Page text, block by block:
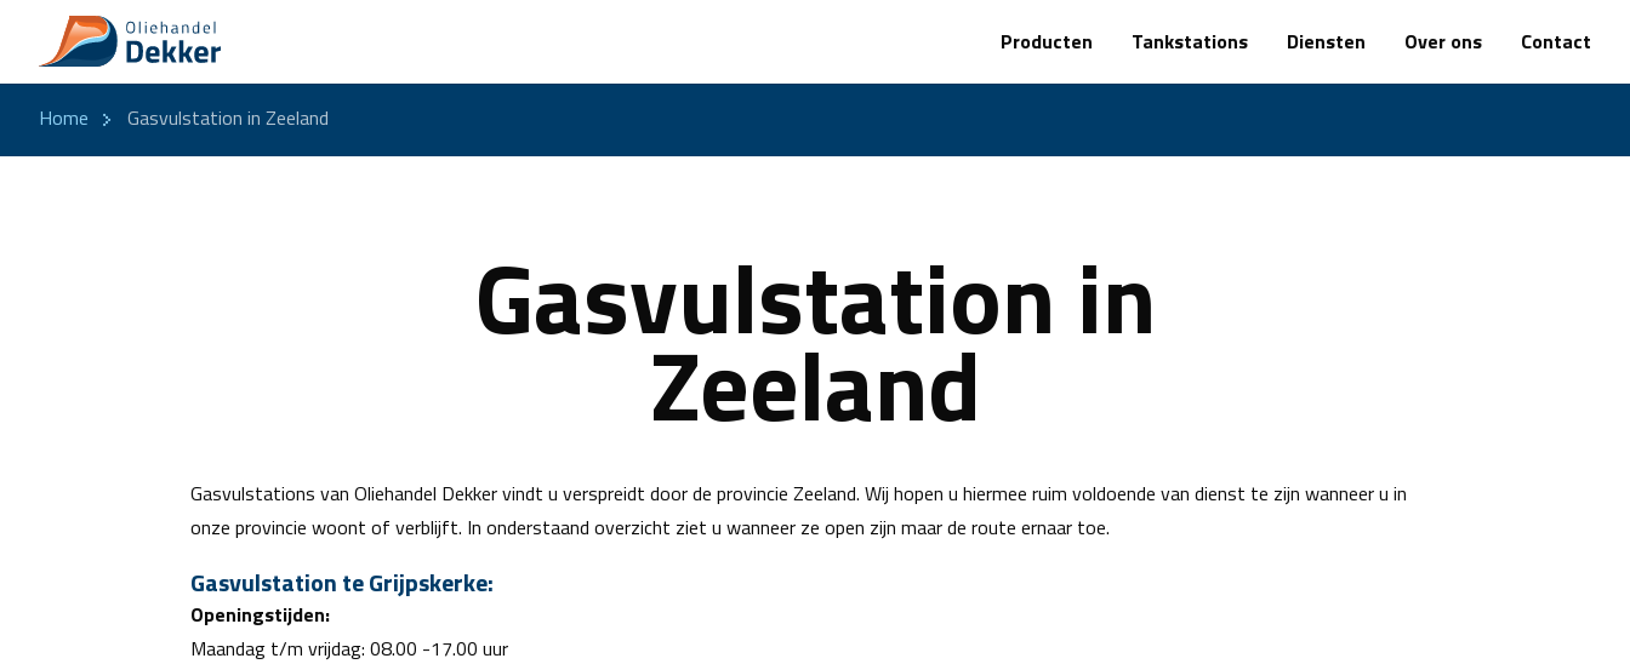
Producten Tankstations Diensten Over ons Contact
Home Gasvulstation in Zeeland
Gasvulstation in
Zeeland
Gasvulstations van Oliehandel Dekker vindt u verspreidt door de provincie Zeeland. Wij hopen u hiermee ruim voldoende van dienst te zijn wanneer u in
onze provincie woont of verblijft. In onderstaand overzicht ziet u wanneer ze open zijn maar de route ernaar toe.
Gasvulstation te Grijpskerke:
Openingstijden:
Maandag t/m vrijdag: 08.00 -17.00 uur